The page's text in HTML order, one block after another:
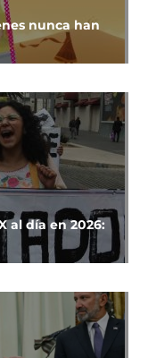
nunca han
al día en 2026: